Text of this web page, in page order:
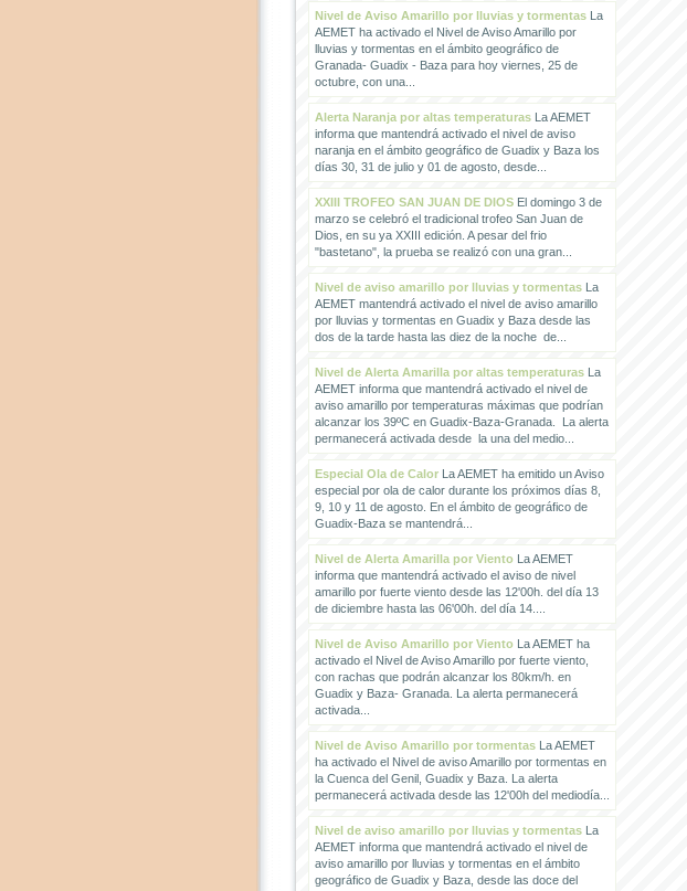
Nivel de Aviso Amarillo por lluvias y tormentasLa
AEMET ha activado el Nivel de Aviso Amarillo por
lluvias y tormentas en el ámbito geográfico de
Granada- Guadix - Baza para hoy viernes, 25 de
octubre, con una...
Alerta Naranja por altas temperaturasLa AEMET
informa que mantendrá activado el nivel de aviso
naranja en el ámbito geográfico de Guadix y Baza los
días 30, 31 de julio y 01 de agosto, desde...
XXIII TROFEO SAN JUAN DE DIOSEl domingo 3 de
marzo se celebró el tradicional trofeo San Juan de
Dios, en su ya XXIII edición. A pesar del frio
"bastetano", la prueba se realizó con una gran...
Nivel de aviso amarillo por lluvias y tormentasLa
AEMET mantendrá activado el nivel de aviso amarillo
por lluvias y tormentas en Guadix y Baza desde las
dos de la tarde hasta las diez de la noche de...
Nivel de Alerta Amarilla por altas temperaturasLa
AEMET informa que mantendrá activado el nivel de
aviso amarillo por temperaturas máximas que podrían
alcanzar los 39ºC en Guadix-Baza-Granada. La alerta
permanecerá activada desde la una del medio...
Especial Ola de CalorLa AEMET ha emitido un Aviso
especial por ola de calor durante los próximos días 8,
9, 10 y 11 de agosto. En el ámbito de geográfico de
Guadix-Baza se mantendrá...
Nivel de Alerta Amarilla por VientoLa AEMET
informa que mantendrá activado el aviso de nivel
amarillo por fuerte viento desde las 12'00h. del día 13
de diciembre hasta las 06'00h. del día 14....
Nivel de Aviso Amarillo por VientoLa AEMET ha
activado el Nivel de Aviso Amarillo por fuerte viento,
con rachas que podrán alcanzar los 80km/h. en
Guadix y Baza- Granada. La alerta permanecerá
activada...
Nivel de Aviso Amarillo por tormentasLa AEMET
ha activado el Nivel de aviso Amarillo por tormentas en
la Cuenca del Genil, Guadix y Baza. La alerta
permanecerá activada desde las 12'00h del mediodía...
Nivel de aviso amarillo por lluvias y tormentasLa
AEMET informa que mantendrá activado el nivel de
aviso amarillo por lluvias y tormentas en el ámbito
geográfico de Guadix y Baza, desde las doce del